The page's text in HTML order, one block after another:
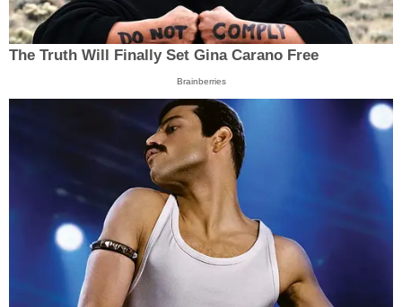
The Truth Will Finally Set Gina Carano Free
Brainberries